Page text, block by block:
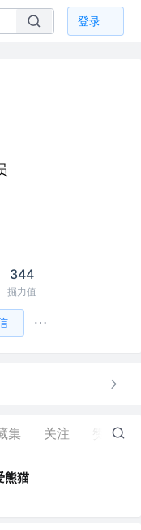
登录
344
掘力值
集 关注 6
熊猫